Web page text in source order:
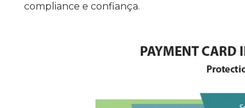
compliance e confiança.